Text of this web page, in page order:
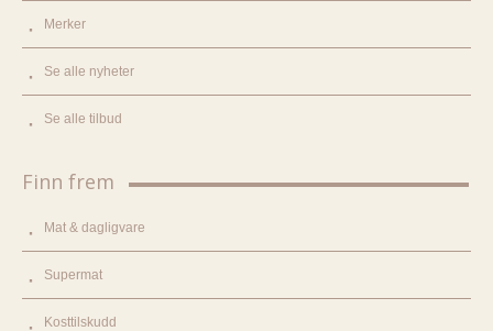
Merker
Se alle nyheter
Se alle tilbud
Finn frem
Mat & dagligvare
Supermat
Kosttilskudd